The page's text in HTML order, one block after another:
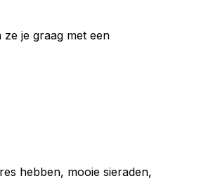
je graag met een
hebben, mooie sieraden,